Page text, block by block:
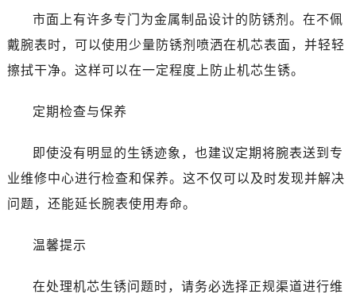
市面上有许多专门为金属制品设计的防锈剂。在不佩
戴腕表时，可以使用少量防锈剂喷洒在机芯表面，并轻轻
擦拭干净。这样可以在一定程度上防止机芯生锈。
定期检查与保养
即使没有明显的生锈迹象，也建议定期将腕表送到专
业维修中心进行检查和保养。这不仅可以及时发现并解决
问题，还能延长腕表使用寿命。
温馨提示
在处理机芯生锈问题时，请务必选择正规渠道进行维